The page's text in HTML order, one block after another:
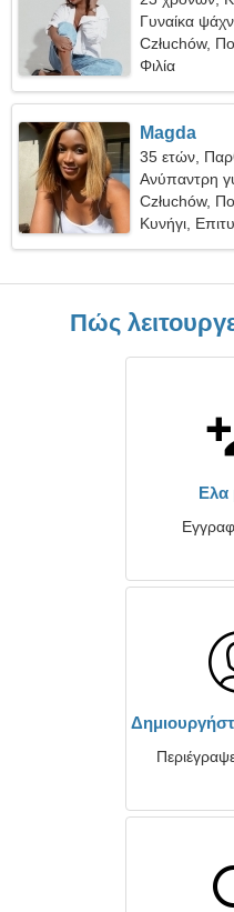
Γυναίκα
Człuchów,
Φιλία
Magda
35 ετών,
Ανύπαντρη
Człuchów,
Κυνήγι,
Πώς
Ελα